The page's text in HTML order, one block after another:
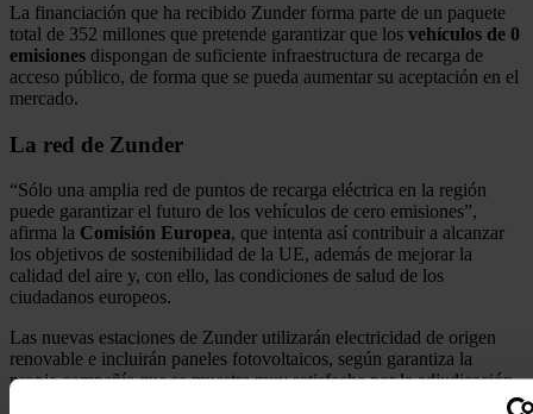
La financiación que ha recibido Zunder forma parte de un paquete
total de 352 millones que pretende garantizar que los vehículos de 0
emisiones dispongan de suficiente infraestructura de recarga de
acceso público, de forma que se pueda aumentar su aceptación en el
mercado.
La red de Zunder
“Sólo una amplia red de puntos de recarga eléctrica en la región
puede garantizar el futuro de los vehículos de cero emisiones”,
afirma la Comisión Europea, que intenta así contribuir a alcanzar
los objetivos de sostenibilidad de la UE, además de mejorar la
calidad del aire y, con ello, las condiciones de salud de los
ciudadanos europeos.
Las nuevas estaciones de Zunder utilizarán electricidad de origen
renovable e incluirán paneles fotovoltaicos, según garantiza la
propia compañía que se muestra muy satisfecha por la adjudicación